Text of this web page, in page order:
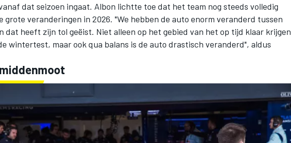
dat seizoen ingaat. Albon lichtte toe dat het team nog steeds volledig
grote veranderingen in 2026. "We hebben de auto enorm veranderd tussen
dat heeft zijn tol geëist. Niet alleen op het gebied van het op tijd klaar krijgen
wintertest, maar ook qua balans is de auto drastisch veranderd", aldus